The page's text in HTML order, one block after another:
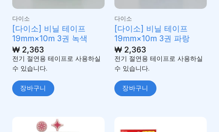
다이소
[다이소] 비닐 테이프
19mm×10m 3권 녹색
₩2,363
전기 절연용 테이프로 사용하실
수 있습니다.
장바구니
다이소
[다이소] 비닐 테이프
19mm×10m 3권 파랑
₩2,363
전기 절연용 테이프로 사용하실
수 있습니다.
장바구니